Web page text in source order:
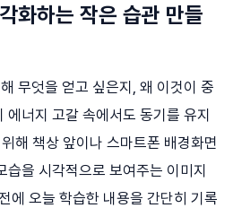
화하는 작은 습관 만들
무엇을 얻고 싶은지, 왜 이것이 중
에너지 고갈 속에서도 동기를 유지
해 책상 앞이나 스마트폰 배경화면
습을 시각적으로 보여주는 이미지
에 오늘 학습한 내용을 간단히 기록